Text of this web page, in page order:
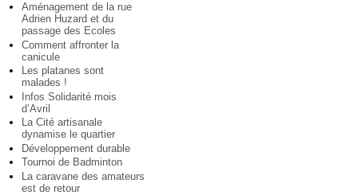
Aménagement de la rue
Adrien Huzard et du
passage des Ecoles
Comment affronter la
canicule
Les platanes sont
malades !
Infos Solidarité mois
d’Avril
La Cité artisanale
dynamise le quartier
Développement durable
Tournoi de Badminton
La caravane des amateurs
est de retour